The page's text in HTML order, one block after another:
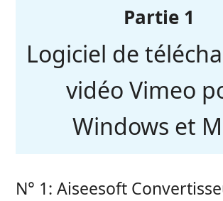
Partie 1
Logiciel de
vidéo Vimeo
Windows et
N° 1: Aiseesoft